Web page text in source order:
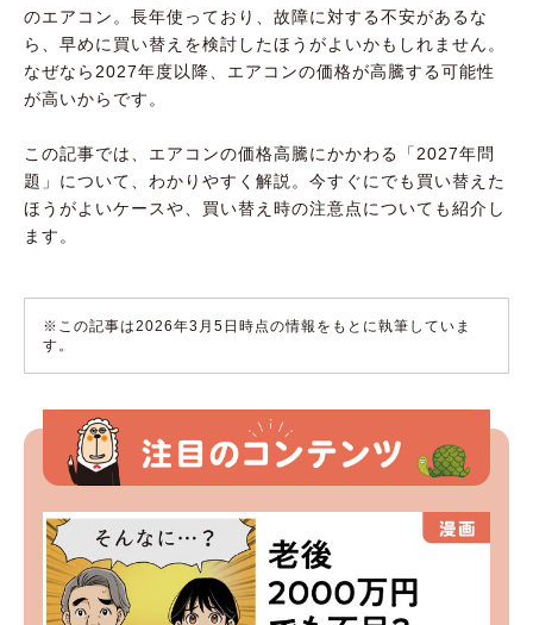
のエアコン。長年使っており、故障に対する不安があるな
ら、早めに買い替えを検討したほうがよいかもしれません。
なぜなら2027年度以降、エアコンの価格が高騰する可能性
が高いからです。
この記事では、エアコンの価格高騰にかかわる「2027年問
題」について、わかりやすく解説。今すぐにでも買い替えた
ほうがよいケースや、買い替え時の注意点についても紹介し
ます。
※この記事は2026年3月5日時点の情報をもとに執筆していま
す。